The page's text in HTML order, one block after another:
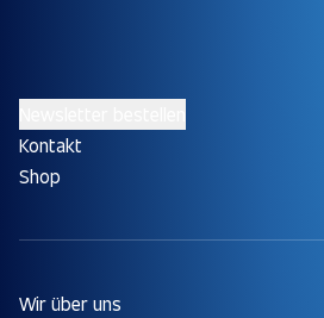
Kontakt
Shop
Wir über uns